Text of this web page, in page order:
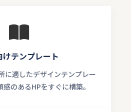
けテンプレート
に適したデザインテンプレー
感のあるHPをすぐに構築。